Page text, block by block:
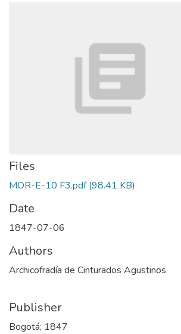
Files
MOR-E-10 F3.pdf(98.41 KB)
Date
1847-07-06
Authors
Archicofradía de Cinturados Agustinos
Publisher
Bogotá; 1847